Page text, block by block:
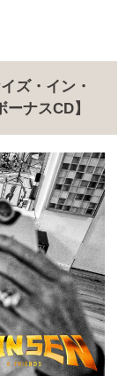
ズ・イン・
ナスCD】